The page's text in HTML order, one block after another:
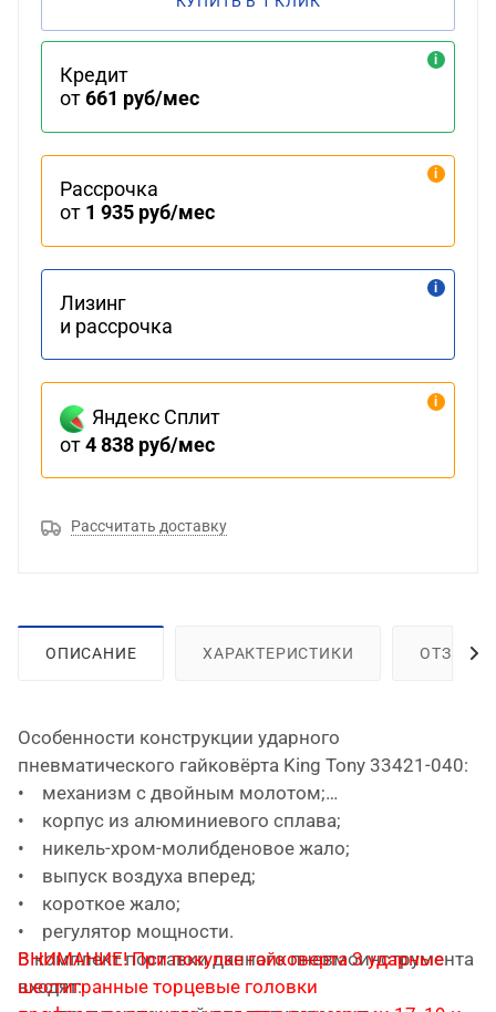
Кредит
от661 руб/мес
Рассрочка
от 1 935 руб/мес
Лизинг
и рассрочка
Яндекс Сплит
от4 838 руб/мес
Рассчитать доставку
ОПИСАНИЕ ХАРАКТЕРИСТИКИ ОТЗЫВЫ
Особенности конструкции ударного
пневматического гайковёрта King Tony 33421-040:
• механизм с двойным молотом;
• корпус из алюминиевого сплава;
• никель-хром-молибденовое жало;
• выпуск воздуха вперед;
• короткое жало;
• регулятор мощности.
В комплект поставки данного пневмоинструмента
входят:
ВНИМАНИЕ! При покупке гайковерта 3 ударные
шестигранные торцевые головки